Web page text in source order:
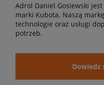
Adrol Daniel Gosiewski
marki Kubota. Naszą
technologie oraz usługi
potrzeb.
Dowiedz